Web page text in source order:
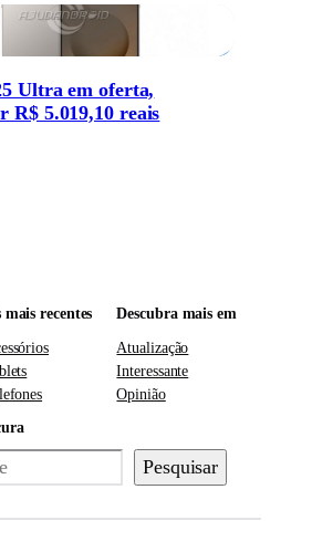
Ultra em oferta,
R$ 5.019,10 reais
mais recentes Descubra mais em
Atualização
Interessante
Opinião
Pesquisar